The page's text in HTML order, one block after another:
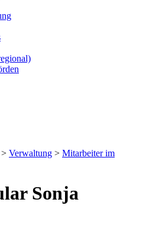
> Verwaltung > Mitarbeiter im
Sonja